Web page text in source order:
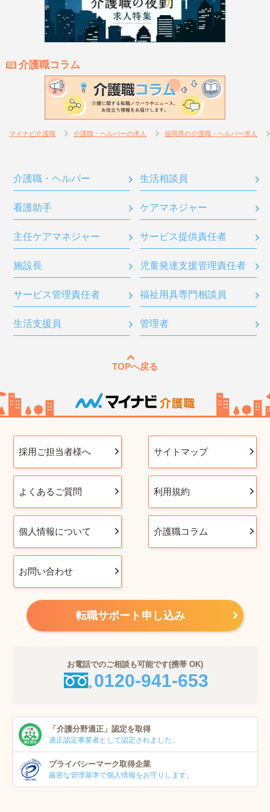
介護職コラム
マイナビ介護職 介護職・ヘルパーの求人 福岡県の介護職・ヘルパー求人
介護職・ヘルパー 生活相談員
看護助手 ケアマネジャー
主任ケアマネジャー サービス提供責任者
施設長 児童発達支援管理責任者
サービス管理責任者 福祉用具専門相談員
生活支援員 管理者
TOPへ戻る
採用ご担当者様へ サイトマップ
よくあるご質問 利用規約
個人情報について 介護職コラム
お問い合わせ
転職サポート申し込み
お電話でのご相談も可能です(携帯 OK)
0120-941-653
「介護分野適正」 認定を取得
適正認定事業者として認定されました。
プライバシーマーク取得企業
厳密な管理基準で個人情報をお守りします。